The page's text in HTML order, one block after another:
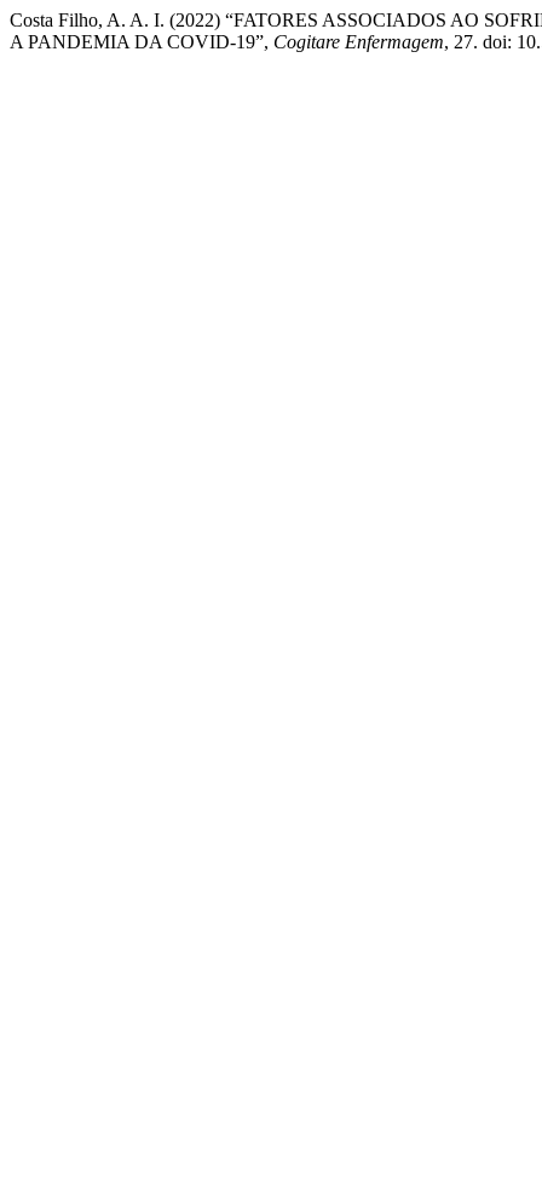
Costa Filho, A. A. I. (2022) “FATORES ASSOCIADOS AO
A PANDEMIA DA COVID-19”, Cogitare Enfermagem, 27. doi: